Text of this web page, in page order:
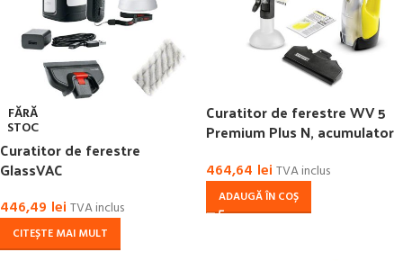
FĂRĂ
STOC
Curatitor de ferestre
GlassVAC
446,49 lei TVA inclus
CITEȘTE MAI MULT
Curatitor de ferestre WV 5
Premium Plus N, acumulator
464,64 lei TVA inclus
ADAUGĂ ÎN COȘ